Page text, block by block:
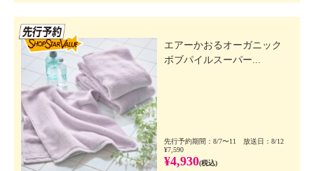
エアーかおるオーガニック
ボブパイルスーパー...
先行予約期間：8/7〜11 放送日：8/12
¥7,590
¥4,930(税込)